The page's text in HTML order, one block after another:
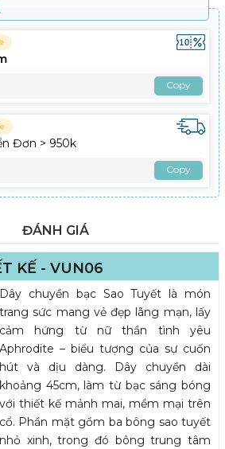
Copy
Đơn > 950k
Copy
ĐÁNH GIÁ
KẾ - VUN06
Dây chuyền bạc Sao Tuyết là món
trang sức mang vẻ đẹp lãng mạn, lấy
cảm hứng từ nữ thần tình yêu
Aphrodite – biểu tượng của sự cuốn
hút và dịu dàng. Dây chuyền dài
khoảng 45cm, làm từ bạc sáng bóng
với thiết kế mảnh mai, mềm mại trên
cổ. Phần mặt gồm ba bông sao tuyết
nhỏ xinh, trong đó bông trung tâm